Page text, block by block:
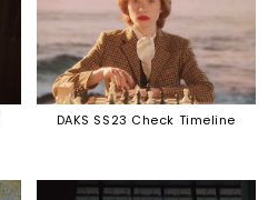
DAKS SS23 Check Timeline